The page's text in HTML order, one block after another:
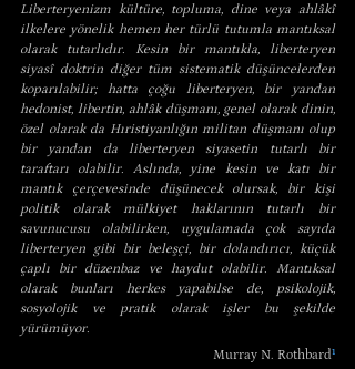
Liberteryenizm kültüre, topluma, dine veya ahlâkî
ilkelere yönelik hemen her türlü tutumla mantıksal
olarak tutarlıdır. Kesin bir mantıkla, liberteryen
siyasî doktrin diğer tüm sistematik düşüncelerden
koparılabilir; hatta çoğu liberteryen, bir yandan
hedonist, libertin, ahlâk düşmanı, genel olarak dinin,
özel olarak da Hıristiyanlığın militan düşmanı olup
bir yandan da liberteryen siyasetin tutarlı bir
taraftarı olabilir. Aslında, yine kesin ve katı bir
mantık çerçevesinde düşünecek olursak, bir kişi
politik olarak mülkiyet haklarının tutarlı bir
savunucusu olabilirken, uygulamada çok sayıda
liberteryen gibi bir beleşçi, bir dolandırıcı, küçük
çaplı bir düzenbaz ve haydut olabilir. Mantıksal
olarak bunları herkes yapabilse de, psikolojik,
sosyolojik ve pratik olarak işler bu şekilde
yürümüyor.
Murray N. Rothbard¹